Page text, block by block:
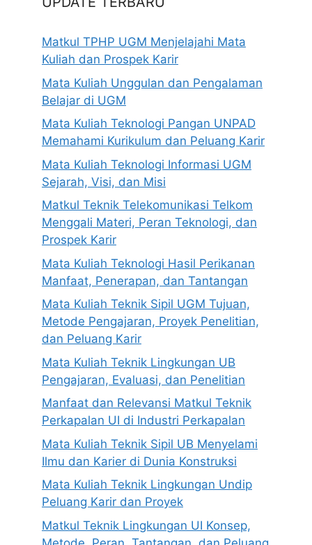
Matkul TPHP UGM Menjelajahi Mata
Kuliah dan Prospek Karir
Mata Kuliah Unggulan dan Pengalaman
Belajar di UGM
Mata Kuliah Teknologi Pangan UNPAD
Memahami Kurikulum dan Peluang Karir
Mata Kuliah Teknologi Informasi UGM
Sejarah, Visi, dan Misi
Matkul Teknik Telekomunikasi Telkom
Menggali Materi, Peran Teknologi, dan
Prospek Karir
Mata Kuliah Teknologi Hasil Perikanan
Manfaat, Penerapan, dan Tantangan
Mata Kuliah Teknik Sipil UGM Tujuan,
Metode Pengajaran, Proyek Penelitian,
dan Peluang Karir
Mata Kuliah Teknik Lingkungan UB
Pengajaran, Evaluasi, dan Penelitian
Manfaat dan Relevansi Matkul Teknik
Perkapalan UI di Industri Perkapalan
Mata Kuliah Teknik Sipil UB Menyelami
Ilmu dan Karier di Dunia Konstruksi
Mata Kuliah Teknik Lingkungan Undip
Peluang Karir dan Proyek
Matkul Teknik Lingkungan UI Konsep,